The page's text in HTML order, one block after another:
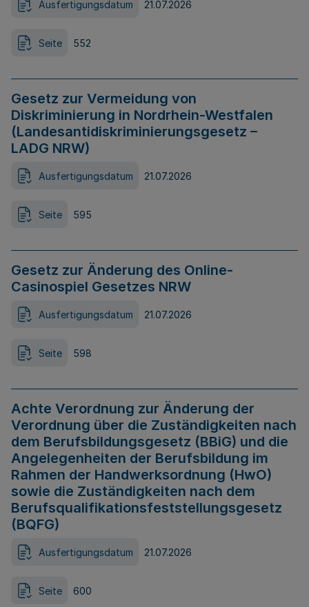
Ausfertigungsdatum 21.07.2026
Seite 552
Gesetz zur Vermeidung von
Diskriminierung in Nordrhein-Westfalen
(Landesantidiskriminierungsgesetz –
LADG NRW)
Ausfertigungsdatum 21.07.2026
Seite 595
Gesetz zur Änderung des Online-
Casinospiel Gesetzes NRW
Ausfertigungsdatum 21.07.2026
Seite 598
Achte Verordnung zur Änderung der
Verordnung über die Zuständigkeiten nach
dem Berufsbildungsgesetz (BBiG) und die
Angelegenheiten der Berufsbildung im
Rahmen der Handwerksordnung (HwO)
sowie die Zuständigkeiten nach dem
Berufsqualifikationsfeststellungsgesetz
(BQFG)
Ausfertigungsdatum 21.07.2026
Seite 600